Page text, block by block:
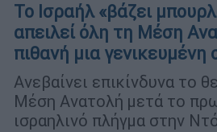
Το Ισραήλ «βάζει
απειλεί όλη τη Μέση
πιθανή μια γενικευμένη
Ανεβαίνει επικίνδυνα το
Μέση Ανατολή μετά το
ισραηλινό πλήγμα στην